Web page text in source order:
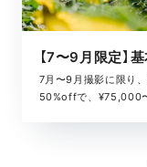
7月〜9月撮影に限り
50%offで、¥75,000